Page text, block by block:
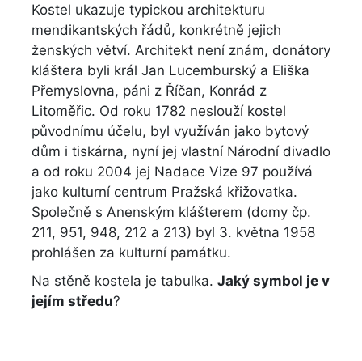
Kostel ukazuje typickou architekturu
mendikantských řádů, konkrétně jejich
ženských větví. Architekt není znám, donátory
kláštera byli král Jan Lucemburský a Eliška
Přemyslovna, páni z Říčan, Konrád z
Litoměřic. Od roku 1782 neslouží kostel
původnímu účelu, byl využíván jako bytový
dům i tiskárna, nyní jej vlastní Národní divadlo
a od roku 2004 jej Nadace Vize 97 používá
jako kulturní centrum Pražská křižovatka.
Společně s Anenským klášterem (domy čp.
211, 951, 948, 212 a 213) byl 3. května 1958
prohlášen za kulturní památku.
Na stěně kostela je tabulka. Jaký symbol je v
jejím středu?